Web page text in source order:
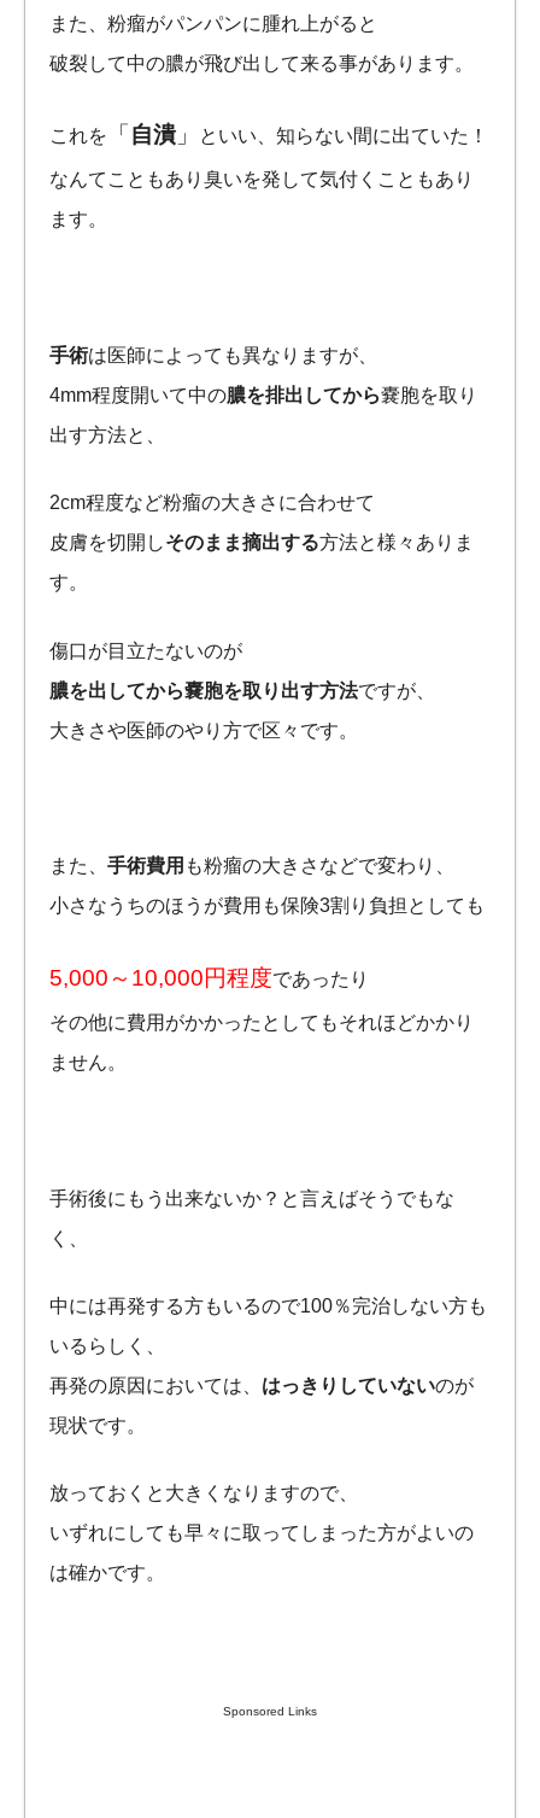
また、粉瘤がパンパンに腫れ上がると
破裂して中の膿が飛び出して来る事があります。
これを 「 自潰 」 といい、知らない間に出ていた！
なんてこともあり臭いを発して気付くこともあり
ます。
手術は医師によっても異なりますが、
4mm程度開いて中の膿を排出してから嚢胞を取り
出す方法と、
2cm程度など粉瘤の大きさに合わせて
皮膚を切開しそのまま摘出する方法と様々ありま
す。
傷口が目立たないのが
膿を出してから嚢胞を取り出す方法ですが、
大きさや医師のやり方で区々です。
また、 手術費用 も粉瘤の大きさなどで変わり、
小さなうちのほうが費用も保険3割り負担としても
5,000～10,000円程度であったり
その他に費用がかかったとしてもそれほどかかり
ません。
手術後にもう出来ないか？と言えばそうでもな
く、
中には再発する方もいるので100％完治しない方も
いるらしく、
再発の原因においては、 はっきりしていないのが
現状です。
放っておくと大きくなりますので、
いずれにしても早々に取ってしまった方がよいの
は確かです。
Sponsored Links